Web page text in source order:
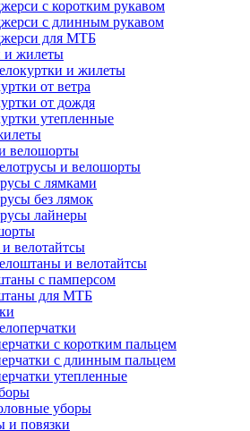
с коротким рукавом
с длинным рукавом
для МТБ
и жилеты
и жилеты
от ветра
от дождя
утепленные
велошорты
и велошорты
с лямками
без лямок
лайнеры
велотайтсы
и велотайтсы
с памперсом
для МТБ
с коротким пальцем
с длинным пальцем
утепленные
уборы
и повязки